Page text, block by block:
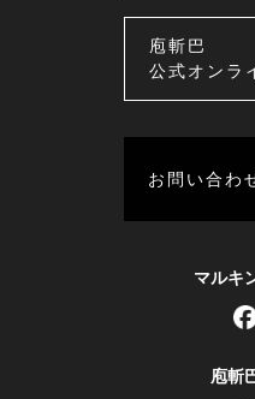
庖斬巴
公式オンラ
お問い合わ
マルキ
庖斬